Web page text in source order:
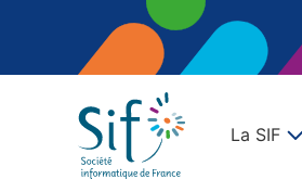
La SIF